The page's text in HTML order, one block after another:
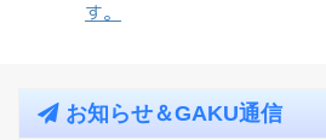
す。
お知らせ＆GAKU通信